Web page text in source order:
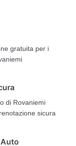
gratuita per i
di Rovaniemi
sicura
Auto